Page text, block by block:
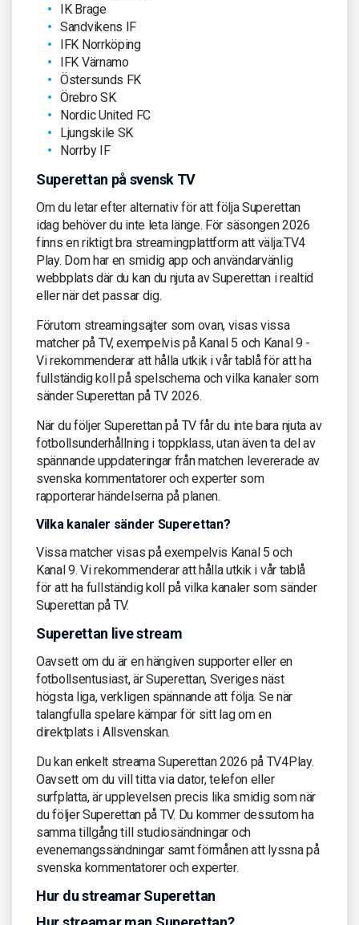
IK Brage
Sandvikens IF
IFK Norrköping
IFK Värnamo
Östersunds FK
Örebro SK
Nordic United FC
Ljungskile SK
Norrby IF
Superettan på svensk TV
Om du letar efter alternativ för att följa Superettan
idag behöver du inte leta länge. För säsongen 2026
finns en riktigt bra streamingplattform att välja:TV4
Play. Dom har en smidig app och användarvänlig
webbplats där du kan du njuta av Superettan i realtid
eller när det passar dig.
Förutom streamingsajter som ovan, visas vissa
matcher på TV, exempelvis på Kanal 5 och Kanal 9 -
Vi rekommenderar att hålla utkik i vår tablå för att ha
fullständig koll på spelschema och vilka kanaler som
sänder Superettan på TV 2026.
När du följer Superettan på TV får du inte bara njuta av
fotbollsunderhållning i toppklass, utan även ta del av
spännande uppdateringar från matchen levererade av
svenska kommentatorer och experter som
rapporterar händelserna på planen.
Vilka kanaler sänder Superettan?
Vissa matcher visas på exempelvis Kanal 5 och
Kanal 9. Vi rekommenderar att hålla utkik i vår tablå
för att ha fullständig koll på vilka kanaler som sänder
Superettan på TV.
Superettan live stream
Oavsett om du är en hängiven supporter eller en
fotbollsentusiast, är Superettan, Sveriges näst
högsta liga, verkligen spännande att följa. Se när
talangfulla spelare kämpar för sitt lag om en
direktplats i Allsvenskan.
Du kan enkelt streama Superettan 2026 på TV4Play.
Oavsett om du vill titta via dator, telefon eller
surfplatta, är upplevelsen precis lika smidig som när
du följer Superettan på TV. Du kommer dessutom ha
samma tillgång till studiosändningar och
evenemangssändningar samt förmånen att lyssna på
svenska kommentatorer och experter.
Hur du streamar Superettan